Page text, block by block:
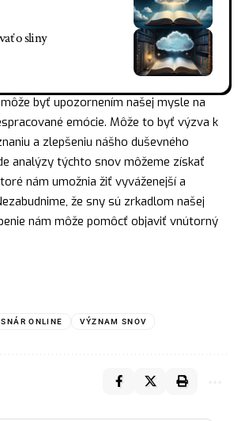
o sliny
byť upozornením našej mysle na
emócie. Môže to byť výzva k
a zlepšeniu nášho duševného
analýzy týchto snov môžeme získať
nám umožnia žiť vyváženejší a
že sny sú zrkadlom našej
nám môže pomôcť objaviť vnútorný
SNÁR ONLINE VÝZNAM SNOV